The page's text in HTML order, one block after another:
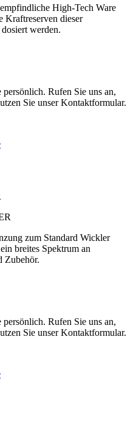
High-Tech Ware
Kraftreserven dieser
werden.
Rufen Sie uns an,
Sie unser Kontaktformular.
zum Standard Wickler
breites Spektrum an
Zubehör.
Rufen Sie uns an,
Sie unser Kontaktformular.